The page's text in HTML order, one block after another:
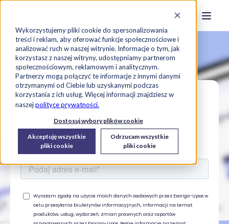
Wykorzystujemy pliki cookie do spersonalizowania
treści i reklam, aby oferować funkcje społecznościowe i
analizować ruch w naszej witrynie. Informacje o tym, jak
korzystasz z naszej witryny, udostępniamy partnerom
społecznościowym, reklamowym i analitycznym.
Partnerzy mogą połączyć te informacje z innymi danymi
otrzymanymi od Ciebie lub uzyskanymi podczas
korzystania z ich usług. Więcej informacji znajdziesz w
naszejpolityce prywatności.
Dostosuj wybory plików cookie
Akceptuję wszystkie
pliki cookie
Odrzucam wszystkie
pliki cookie
Szukaj na stronie
Skontaktuj
Poznaj III edycję
RaportuRetailTech